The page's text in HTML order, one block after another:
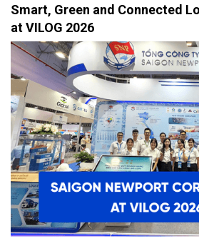
Smart, Green and Connected
at VILOG 2026